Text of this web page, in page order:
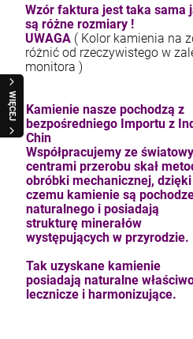
WIĘCEJ
Wzór faktura jest taka sama
są różne rozmiary !
UWAGA ( Kolor kamienia na
różnić od rzeczywistego w
monitora )
Kamienie nasze pochodzą z
bezpośredniego Importu z
Chin
Współpracujemy ze
centrami przerobu skał
obróbki mechanicznej, dzięki
czemu kamienie są
naturalnego i posiadają
strukturę minerałów
występujących w przyrodzie.
Tak uzyskane kamienie
posiadają naturalne
lecznicze i harmonizujące.